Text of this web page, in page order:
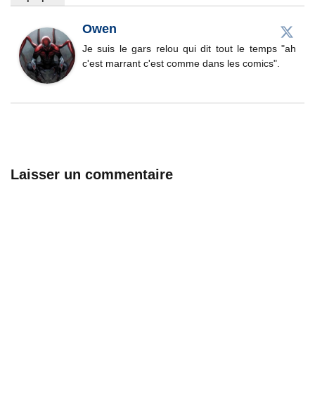
Owen
Je suis le gars relou qui dit tout le temps "ah
c'est marrant c'est comme dans les comics".
Laisser un commentaire